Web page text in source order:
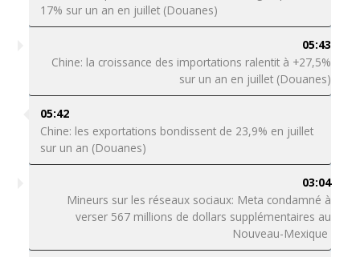
17% sur un an en juillet (Douanes)
05:43
Chine: la croissance des importations ralentit à +27,5%
sur un an en juillet (Douanes)
05:42
Chine: les exportations bondissent de 23,9% en juillet
sur un an (Douanes)
03:04
Mineurs sur les réseaux sociaux: Meta condamné à
verser 567 millions de dollars supplémentaires au
Nouveau-Mexique